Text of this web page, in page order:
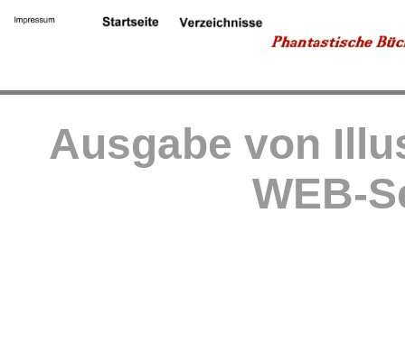
Ausgabe von
WEB-